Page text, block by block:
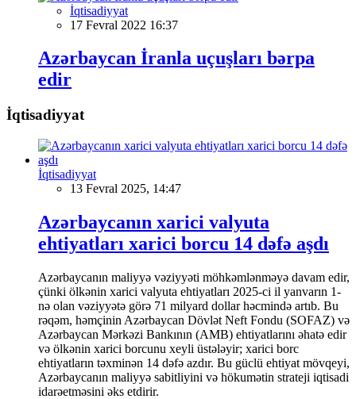
İqtisadiyyat
17 Fevral 2022 16:37
Azərbaycan İranla uçuşları bərpa
edir
İqtisadiyyat
İqtisadiyyat
13 Fevral 2025, 14:47
Azərbaycanın xarici valyuta
ehtiyatları xarici borcu 14 dəfə aşdı
Azərbaycanın maliyyə vəziyyəti möhkəmlənməyə davam edir,
çünki ölkənin xarici valyuta ehtiyatları 2025-ci il yanvarın 1-
nə olan vəziyyətə görə 71 milyard dollar həcmində artıb. Bu
rəqəm, həmçinin Azərbaycan Dövlət Neft Fondu (SOFAZ) və
Azərbaycan Mərkəzi Bankının (AMB) ehtiyatlarını əhatə edir
və ölkənin xarici borcunu xeyli üstələyir; xarici borc
ehtiyatların təxminən 14 dəfə azdır. Bu güclü ehtiyat mövqeyi,
Azərbaycanın maliyyə sabitliyini və hökumətin strateji iqtisadi
idarəetməsini əks etdirir.